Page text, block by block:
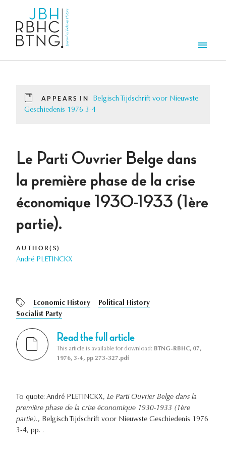
APPEARS IN
Belgisch Tijdschrift voor Nieuwste
Geschiedenis 1976 3-4
Le Parti Ouvrier Belge dans
la première phase de la crise
économique 1930-1933 (1ère
partie).
AUTHOR(S)
André PLETINCKX
Economic History
Political History
Socialist Party
Read the full article
This article is available for download: BTNG-RBHC, 07,
1976, 3-4, pp 273-327.pdf
To quote: André PLETINCKX, Le Parti Ouvrier Belge dans la
première phase de la crise économique 1930-1933 (1ère
partie)., Belgisch Tijdschrift voor Nieuwste Geschiedenis 1976
3-4, pp. .